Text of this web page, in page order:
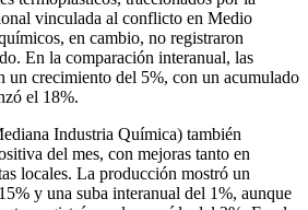
vinculada al conflicto en Medio
en cambio, no registraron
En la comparación interanual, las
un crecimiento del 5%, con un acumulado
el 18%.
Industria Química) también
del mes, con mejoras tanto en
locales. La producción mostró un
y una suba interanual del 1%, aunque